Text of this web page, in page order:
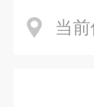
当前